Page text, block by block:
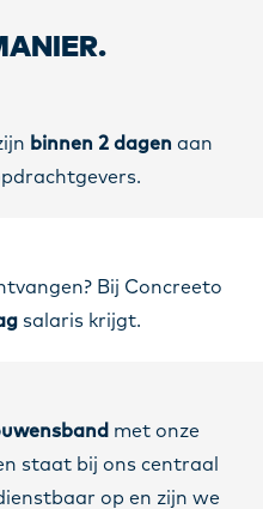
binnen 2 dagen aan
Bij Concreeto
salaris krijgt.
met onze
staat bij ons centraal
op en zijn we